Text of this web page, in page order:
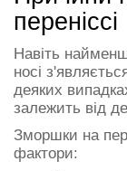
переніссі
Навіть
носі
деяких
залежить від
Зморшки на
фактори: